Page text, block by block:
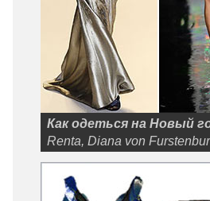
Как одеться на Новый
Renta, Diana von